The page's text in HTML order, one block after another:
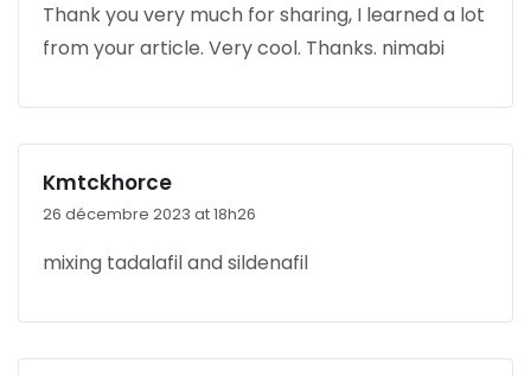
Thank you very much for sharing, I learned a lot
from your article. Very cool. Thanks. nimabi
Kmtckhorce
26 décembre 2023 at 18h26
mixing tadalafil and sildenafil